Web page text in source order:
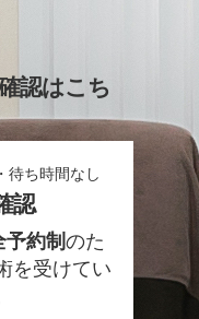
認はこち
待ち時間なし
認
予約制のた
を受けてい